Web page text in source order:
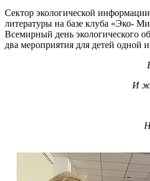
Сектор экологической
литературы на базе клуба «Эко-
Всемирный день экологического
два мероприятия для детей одной
И